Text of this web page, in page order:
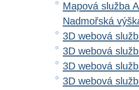
Mapová služba
Nadmořská
3D webová
3D webová
3D webová
3D webová